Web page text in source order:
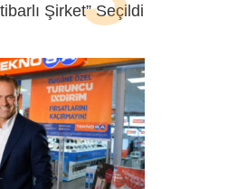
Şirket” Seçildi